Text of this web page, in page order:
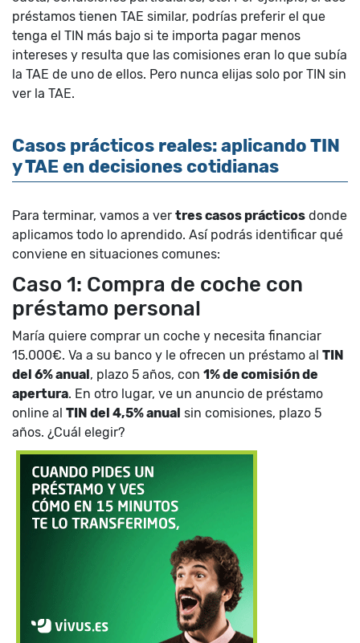
préstamos tienen TAE similar, podrías preferir el que
tenga el TIN más bajo si te importa pagar menos
intereses y resulta que las comisiones eran lo que subía
la TAE de uno de ellos. Pero nunca elijas solo por TIN sin
ver la TAE.
Casos prácticos reales: aplicando TIN
y TAE en decisiones cotidianas
Para terminar, vamos a ver tres casos prácticos donde
aplicamos todo lo aprendido. Así podrás identificar qué
conviene en situaciones comunes:
Caso 1: Compra de coche con
préstamo personal
María quiere comprar un coche y necesita financiar
15.000€. Va a su banco y le ofrecen un préstamo al TIN
del 6% anual, plazo 5 años, con 1% de comisión de
apertura. En otro lugar, ve un anuncio de préstamo
online al TIN del 4,5% anual sin comisiones, plazo 5
años. ¿Cuál elegir?